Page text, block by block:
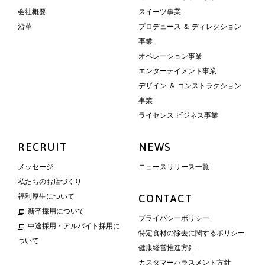
会社概要
沿革
スイーツ事業
プロデュース ＆ ディレクション
事業
オペレーション事業
エンターテイメント事業
デザイン ＆ コンストラクション
事業
ライセンス ビジネス事業
RECRUIT
メッセージ
私たちのお店づくり
福利厚生について
新卒採用について
中途採用・アルバイト採用に
ついて
NEWS
ニュースリリース一覧
CONTACT
プライバシーポリシー
特定食材の除去に関するポリシー
健康経営推進方針
カスタマーハラスメント方針